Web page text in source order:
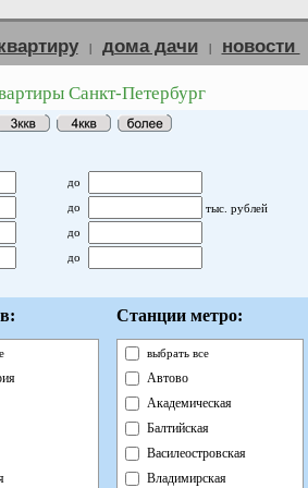
| дома дачи | новости
Санкт-Петербург
до
до тыс. рублей
до
до
Станции метро:
выбрать все
Автово
Академическая
Балтийская
Василеостровская
Владимирская